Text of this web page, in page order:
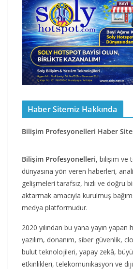
Haber Sitemiz Hakkında
Bilişim Profesyonelleri Haber
Bilişim Profesyonelleri, bilişim ve
dünyasına yön veren haberleri,
gelişmeleri tarafsız, hızlı ve doğru
aktarmak amacıyla kurulmuş
medya platformudur.
2020 yılından bu yana yayın yapan
yazılım, donanım, siber güvenlik,
bulut teknolojileri, yapay zekâ,
etkinlikleri, telekomünikasyon ve